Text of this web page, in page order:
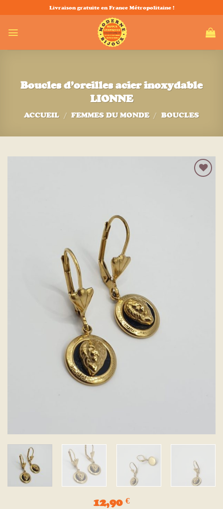
au
contenu
Livraison gratuite en France Métropolitaine !
Boucles d’oreilles acier inoxydable
LIONNE
ACCUEIL / FEMMES DU MONDE / BOUCLES
12,90 €